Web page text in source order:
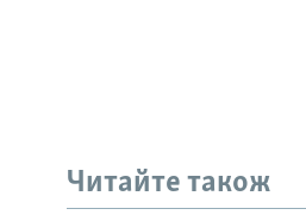
Читайте також